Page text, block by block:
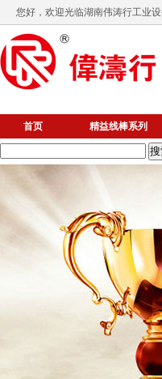
您好，欢迎光临湖南伟涛行工业
首页 精益线棒系列